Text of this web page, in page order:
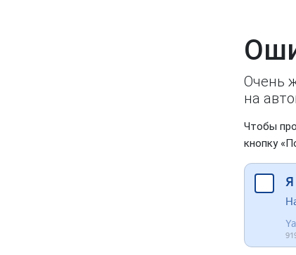
Очень
на
Чтобы
кнопку